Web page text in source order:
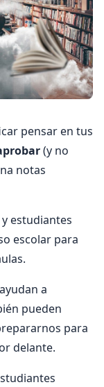
pensar en tus
(y no
notas
estudiantes
escolar para
a
pueden
para
delante.